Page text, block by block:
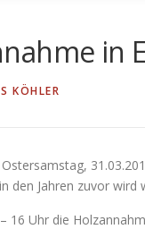
in
KÖHLER
den Jahren zuvor
16 Uhr die